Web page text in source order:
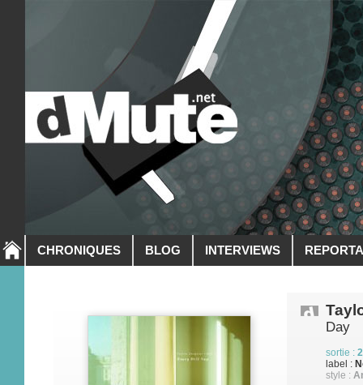
CHRONIQUES BLOG INTERVIEWS
Day
sortie :
label :
style :